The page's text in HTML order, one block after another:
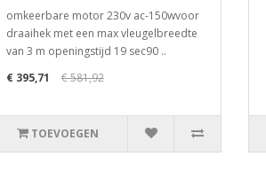
omkeerbare motor 230v ac-150wvoor
draaihek met een max vleugelbreedte
van 3 m openingstijd 19 sec90 ..
€ 395,71
€ 581,92
TOEVOEGEN